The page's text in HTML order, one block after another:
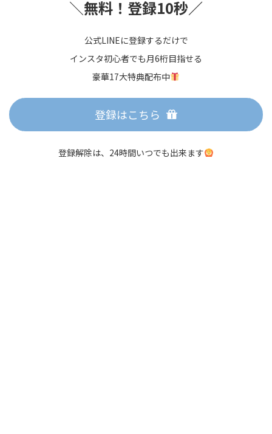
＼無料！登録10秒／
公式LINEに登録するだけで
インスタ初心者でも月6桁目指せる
豪華17大特典配布中
登録はこちら
登録解除は、24時間いつでも出来ます